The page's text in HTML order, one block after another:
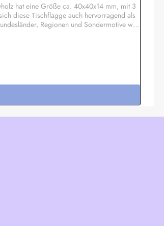
hat eine Größe ca. 40x40x14 mm, mit 3
diese Tischflagge auch hervorragend als
Regionen und Sondermotive wie